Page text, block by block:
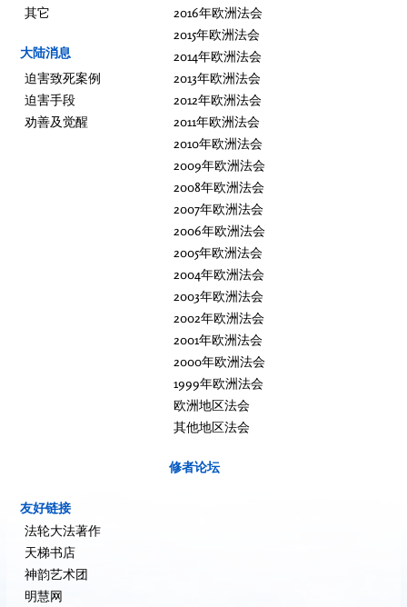
其它
大陆消息
迫害致死案例
迫害手段
劝善及觉醒
2016年欧洲法会
2015年欧洲法会
2014年欧洲法会
2013年欧洲法会
2012年欧洲法会
2011年欧洲法会
2010年欧洲法会
2009年欧洲法会
2008年欧洲法会
2007年欧洲法会
2006年欧洲法会
2005年欧洲法会
2004年欧洲法会
2003年欧洲法会
2002年欧洲法会
2001年欧洲法会
2000年欧洲法会
1999年欧洲法会
欧洲地区法会
其他地区法会
修者论坛
友好链接
法轮大法著作
天梯书店
神韵艺术团
明慧网